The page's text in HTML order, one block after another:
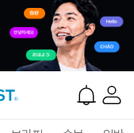
₩ 108,376(+0.87%)